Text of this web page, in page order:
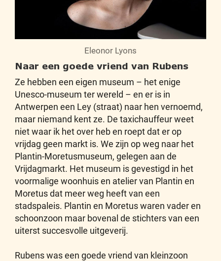
Eleonor Lyons
Naar een goede vriend van Rubens
Ze hebben een eigen museum – het enige
Unesco-museum ter wereld – en er is in
Antwerpen een Ley (straat) naar hen vernoemd,
maar niemand kent ze. De taxichauffeur weet
niet waar ik het over heb en roept dat er op
vrijdag geen markt is. We zijn op weg naar het
Plantin-Moretusmuseum, gelegen aan de
Vrijdagmarkt. Het museum is gevestigd in het
voormalige woonhuis en atelier van Plantin en
Moretus dat meer weg heeft van een
stadspaleis. Plantin en Moretus waren vader en
schoonzoon maar bovenal de stichters van een
uiterst succesvolle uitgeverij.
Rubens was een goede vriend van kleinzoon